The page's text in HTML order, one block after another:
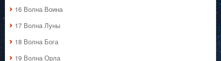
16 Волна Воина
17 Волна Луны
18 Волна Бога
19 Волна Орла